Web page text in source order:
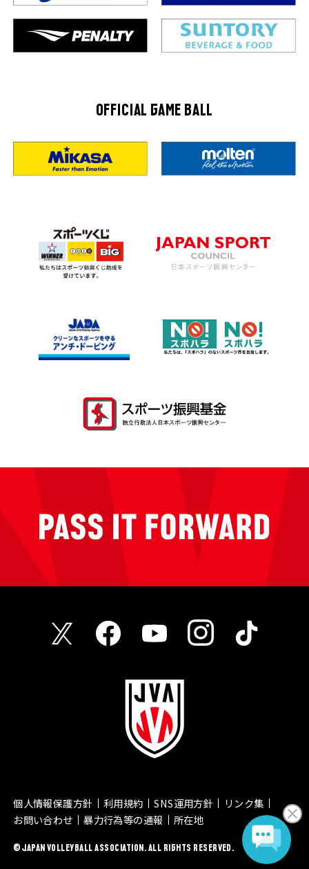
OFFICIAL GAME BALL
個人情報保護方針 利用規約 SNS運用方針
リンク集
お問い合わせ
暴力行為等の通報 所在地
© JAPAN VOLLEYBALL ASSOCIATION. ALL RIGHTS RESERVED.